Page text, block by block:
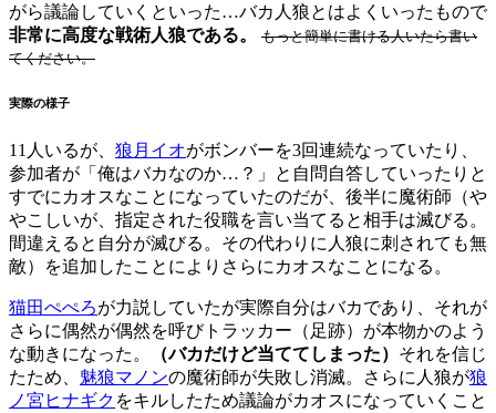
がら議論していくといった…バカ人狼とはよくいったもので
非常に高度な戦術人狼である。
もっと簡単に書ける人いたら書い
てください。
実際の様子
11人いるが、 狼月イオがボンバーを3回連続なっていたり、
参加者が「俺はバカなのか…？」と自問自答していったりと
すでにカオスなことになっていたのだが、後半に魔術師（や
やこしいが、指定された役職を言い当てると相手は滅びる。
間違えると自分が滅びる。その代わりに人狼に刺されても無
敵）を追加したことによりさらにカオスなことになる。
猫田ぺぺろが力説していたが実際自分はバカであり、それが
さらに偶然が偶然を呼びトラッカー（足跡）が本物かのよう
な動きになった。
（バカだけど当ててしまった） それを信じ
たため、 魅狼マノンの魔術師が失敗し消滅。さらに人狼が狼
ノ宮ヒナギク をキルしたため議論がカオスになっていくこと